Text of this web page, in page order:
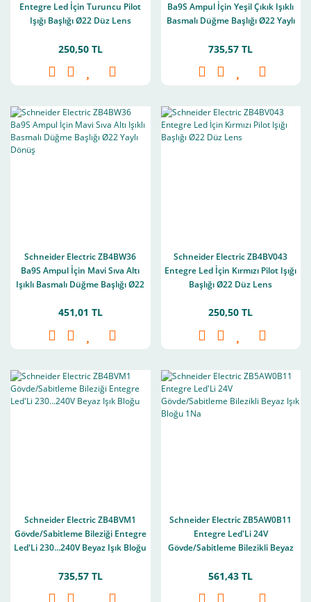
Entegre Led İçin Turuncu Pilot
Işığı Başlığı Ø22 Düz Lens
250,50 TL
Ba9S Ampul İçin Yeşil Çıkık Işıklı
Basmalı Düğme Başlığı Ø22 Yaylı
735,57 TL
Schneider Electric ZB4BW36
Ba9S Ampul İçin Mavi Sıva Altı
Işıklı Basmalı Düğme Başlığı Ø22
451,01 TL
Schneider Electric ZB4BV043
Entegre Led İçin Kırmızı Pilot Işığı
Başlığı Ø22 Düz Lens
250,50 TL
Schneider Electric ZB4BVM1
Gövde/Sabitleme Bileziği Entegre
Led'Li 230...240V Beyaz Işık Bloğu
735,57 TL
Schneider Electric ZB5AW0B11
Entegre Led'Li 24V
Gövde/Sabitleme Bilezikli Beyaz
561,43 TL